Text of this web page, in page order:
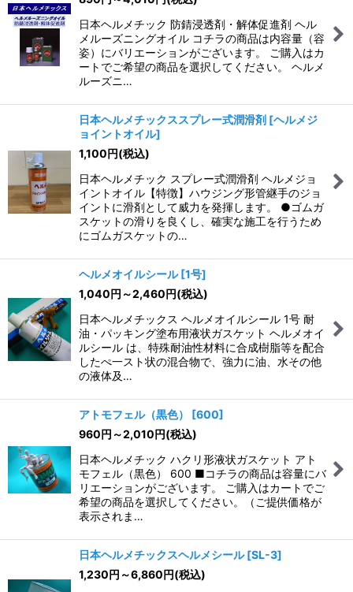
日本ヘルメチック 防錆浸透剤・解体促進剤 ヘル
メルーズニングオイル コチラの商品は内容量（容
姿）にバリエーションがございます。 ご購入はカ
ートでご希望の商品を選択してください。 ヘルメ
ルーズニ…
日本ヘルメチックススプレー式潤滑剤 [ヘルメジ
ョイントオイル]
1,100円(税込)
日本ヘルメチック スプレー式潤滑剤 ヘルメジョ
イントオイル【特徴】ハウジング形管継手のジョ
イントに滑剤として威力を発揮します。 ●ゴムガ
スケットの滑りを良くし、確実な施工を行うため
にゴムガスケットの…
ヘルメオイルシール [1号]
1,040円 ～2,460円(税込)
日本ヘルメチックス ヘルメオイルシール 1号 耐
油・パッキング塗布用液状ガスケット ヘルメオイ
ルシール は、特殊耐油性材料に合成樹脂等を配合
したぺ一スト状の混合物で、強力に油、水その他
の液体及…
アトモフェル（黒色） [600]
960円 ～2,010円(税込)
日本ヘルメチック ハクリ形液状ガスケット アト
モフェル（黒色） 600 ■コチラの商品は容量にバ
リエーションがございます。 ご購入はカートでご
希望の商品を選択してください。（ご提供価格が
表示されま…
日本ヘルメチックスヘルメシール [SL-3]
1,230円 ～6,860円(税込)